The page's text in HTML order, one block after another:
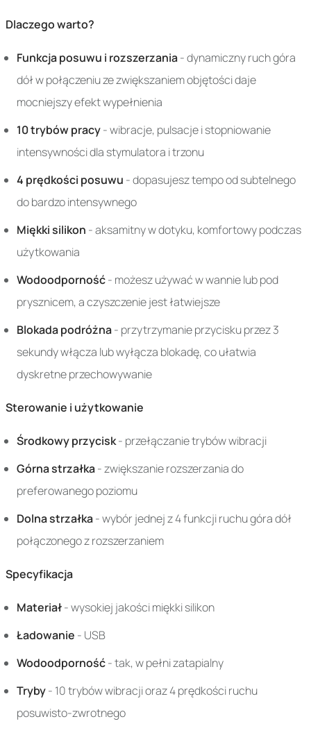
Dlaczego warto?
Funkcja posuwu i rozszerzania- dynamiczny ruch góra
dół w połączeniu ze zwiększaniem objętości daje
mocniejszy efekt wypełnienia
10 trybów pracy- wibracje, pulsacje i stopniowanie
intensywności dla stymulatora i trzonu
4 prędkości posuwu - dopasujesz tempo od subtelnego
do bardzo intensywnego
Miękki silikon - aksamitny w dotyku, komfortowy podczas
użytkowania
Wodoodporność- możesz używać w wannie lub pod
prysznicem, a czyszczenie jest łatwiejsze
Blokada podróżna- przytrzymanie przycisku przez 3
sekundy włącza lub wyłącza blokadę, co ułatwia
dyskretne przechowywanie
Sterowanie i użytkowanie
Środkowy przycisk- przełączanie trybów wibracji
Górna strzałka- zwiększanie rozszerzania do
preferowanego poziomu
Dolna strzałka- wybór jednej z 4 funkcji ruchu góra dół
połączonego z rozszerzaniem
Specyfikacja
Materiał- wysokiej jakości miękki silikon
Ładowanie - USB
Wodoodporność- tak, w pełni zatapialny
Tryby- 10 trybów wibracji oraz 4 prędkości ruchu
posuwisto-zwrotnego